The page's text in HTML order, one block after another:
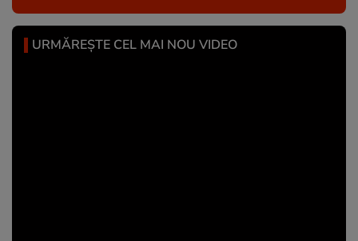
URMĂREȘTE CEL MAI NOU VIDEO